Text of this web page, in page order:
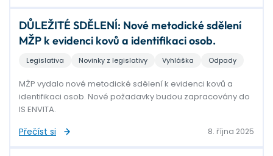
DŮLEŽITÉ SDĚLENÍ: Nové metodické sdělení
MŽP k evidenci kovů a identifikaci osob.
Legislativa Novinky z legislativy Vyhláška Odpady
MŽP vydalo nové metodické sdělení k evidenci kovů a
identifikaci osob. Nové požadavky budou zapracovány do
IS ENVITA.
Přečíst si 8. října 2025